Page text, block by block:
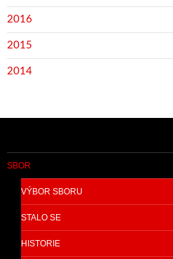
2016
2015
2014
SBOR
VÝBOR SBORU
STALO SE
HISTORIE